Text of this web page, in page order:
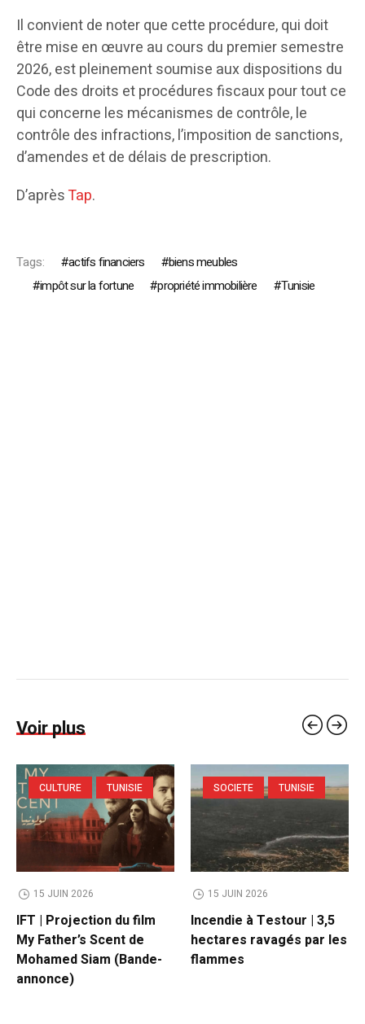
Il convient de noter que cette procédure, qui doit
être mise en œuvre au cours du premier semestre
2026, est pleinement soumise aux dispositions du
Code des droits et procédures fiscaux pour tout ce
qui concerne les mécanismes de contrôle, le
contrôle des infractions, l’imposition de sanctions,
d’amendes et de délais de prescription.
D’aprèsTap.
Tags: actifs financiers
biens meubles
impôt sur la fortune
propriété immobilière Tunisie
Voir plus
CULTURE TUNISIE
15 JUIN 2026
IFT | Projection du film
My Father’s Scent de
Mohamed Siam (Bande-
annonce)
SOCIETE TUNISIE
15 JUIN 2026
Incendie à Testour | 3,5
hectares ravagés par les
flammes